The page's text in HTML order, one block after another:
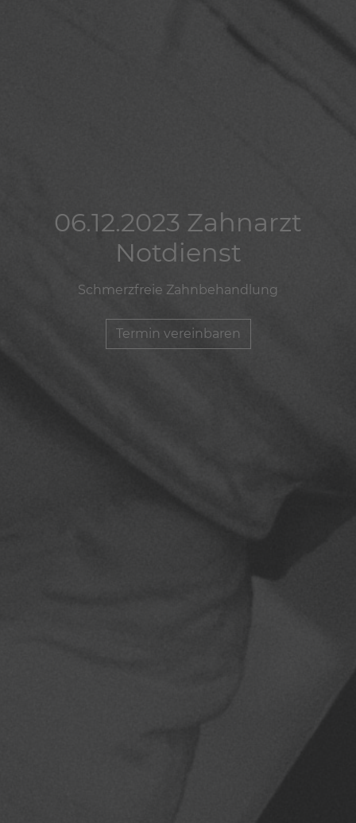
06.12.2023 Zahnarzt
Notdienst
Schmerzfreie Zahnbehandlung
Termin vereinbaren
06.12.2023 Zahnarzt
Notdienst
Schmerzfreie Zahnbehandlung
Termin vereinbaren
06.12.2023 Zahnarzt
Notdienst
Schmerzfreie Zahnbehandlung
Termin vereinbaren